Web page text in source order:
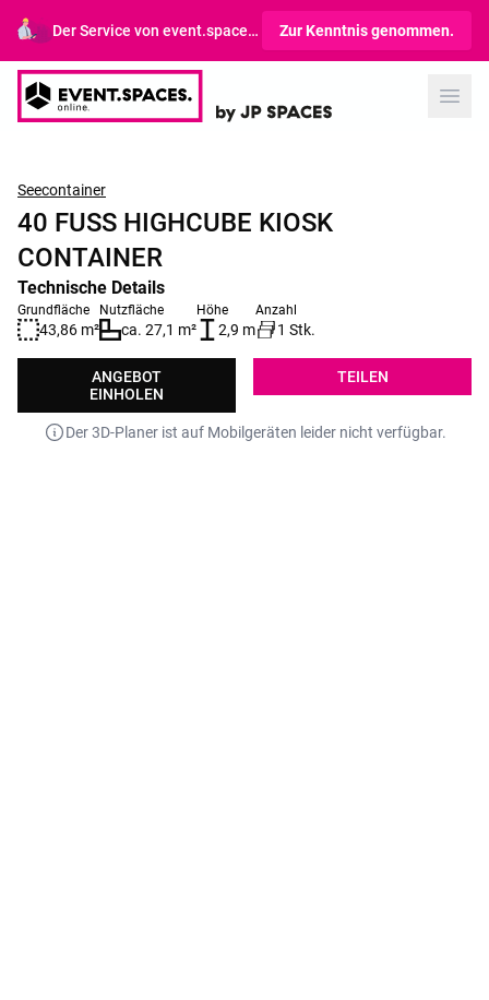
Der Service von event.spaces.online richtet sich ausschließlich an Gewerbetreibende. Zur Kenntnis genommen.
Seecontainer
40 FUSS HIGHCUBE KIOSK C
ONTAINER
Technische Details
Grundfläche
43,86 m²
Nutzfläche
ca. 27,1 m²
Höhe
2,9 m
Anzahl
1 Stk.
ANGEBOT
EINHOLEN
TEILEN
Der 3D-Planer ist auf Mobilgeräten leider nicht verfügbar.